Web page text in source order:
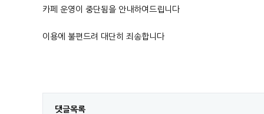
카페 운영이 중단됨을 안내하여드립니다
이용에 불편드려 대단히 죄송합니다
댓글목록